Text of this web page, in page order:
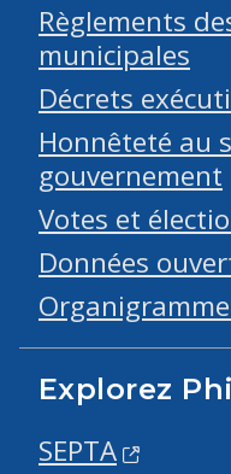
Règlements
municipales
Décrets
Honnêteté au
gouvernement
Votes et
Données
Explorez
SEPTA